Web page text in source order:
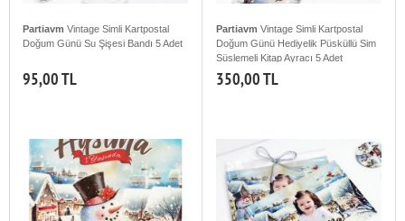
Partiavm Vintage Simli Kartpostal
Doğum Günü Su Şişesi Bandı 5 Adet
95,00 TL
Partiavm Vintage Simli Kartpostal
Doğum Günü Hediyelik Püsküllü Sim
Süslemeli Kitap Ayracı 5 Adet
350,00 TL